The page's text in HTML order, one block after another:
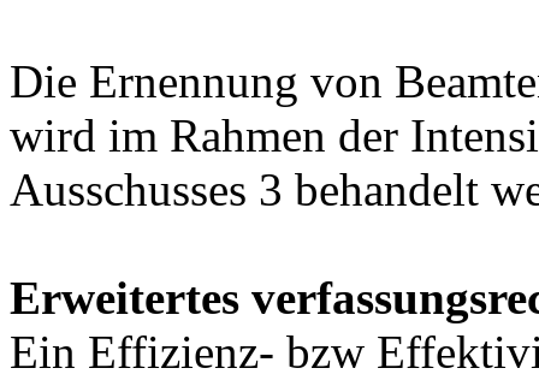
Die Ernennung von
wird im Rahmen der
Ausschusses 3 behandelt
Erweitertes
Ein Effizienz- bzw